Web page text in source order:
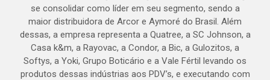
se consolidar como líder em seu segmento, sendo a
maior distribuidora de Arcor e Aymoré do Brasil. Além
dessas, a empresa representa a Quatree, a SC Johnson, a
Casa k&m, a Rayovac, a Condor, a Bic, a Gulozitos, a
Softys, a Yoki, Grupo Boticário e a Vale Fértil levando os
produtos dessas indústrias aos PDV’s, e executando com